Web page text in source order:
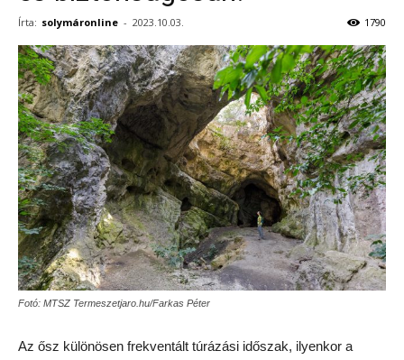
Írta: solymáronline - 2023.10.03. 1790
Fotó: MTSZ Termeszetjaro.hu/Farkas Péter
Az ősz különösen frekventált túrázási időszak, ilyenkor a